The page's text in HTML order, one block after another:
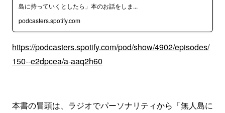
島に持っていくとしたら」本のお話をしま...
podcasters.spotify.com
https://podcasters.spotify.com/pod/show/4902/episodes/
150--e2dpcea/a-aaq2h60
本書の冒頭は、ラジオでパーソナリティから「無人島に